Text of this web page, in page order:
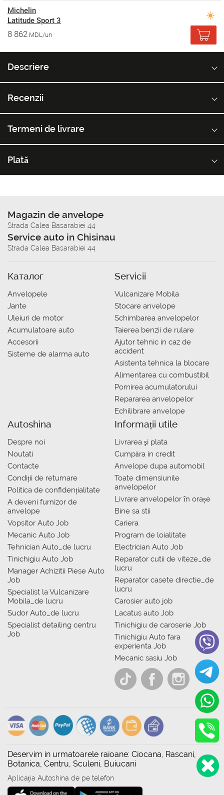
Michelin
Latitude Sport 3
8 862 MDL/un
Descriere
Recenzii
Termeni de livrare
Plată
Magazin de anvelope
Strada Calea Basarabiei 44
Service auto in Chisinau
Strada Calea Basarabiei 44
Каталог
Anvelopele
Jante
Uleiuri de motor
Acumulatoare auto
Accesorii
Sisteme de alarma auto
Servicii
Vulcanizare Mobila
Stocare anvelope
Schimbarea anvelopelor
Taierea benzii de rulare
Ajutor tehnic in caz de
accident
Asistenta tehnica la blocare
Alimentarea cu combustibil
Pornirea acumulatorului
Repararea anvelopelor
Echilibrare anvelope
Autoshina
Despre noi
Noutati
Contacte
Condiții de returnare
Politica de confidențialitate
A deveni furnizor de
anvelope
Vopsitor Auto Job
Mecanic Auto Job
Tehnician Auto_de lucru
Tinichigiu Auto Job
Manager Achizitii Piese Auto
Job
Specialist la Vulcanizare
Mobila_de lucru
Sudor Auto_de lucru
Specialist detailing centru
Job
Informații utile
Livrarea şi plata
Сumpăra in credit
Anvelope dupa automobil
Toate dimensiunile
anvelopelor
Livrare anvelopelor în orașe
Bine sa stii
Cariera
Program de loialitate
Electrician Auto Job
Reparator cutii de viteze_de
lucru
Reparator casete directie_de
lucru
Carosier auto job
Lacatus auto Job
Tinichigiu de caroserie Job
Tinichigiu Auto fara
experienta Job
Mecanic sasiu Job
Deservim in urmatoarele raioane: Ciocana, Rascani,
Botanica, Centru, Sculeni, Buiucani
Aplicația Autoshina de pe telefon